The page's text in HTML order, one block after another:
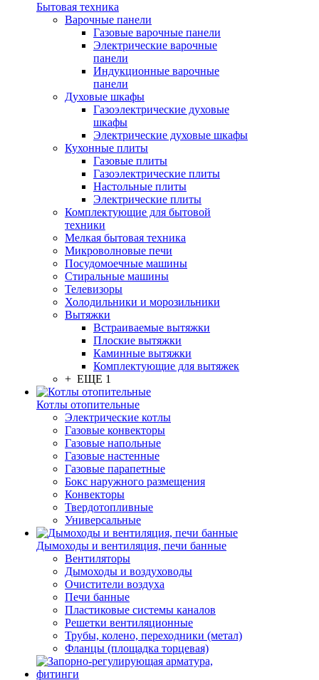
Бытовая техника
Варочные панели
Газовые варочные панели
Электрические варочные
панели
Индукционные варочные
панели
Духовые шкафы
Газоэлектрические духовые
шкафы
Электрические духовые шкафы
Кухонные плиты
Газовые плиты
Газоэлектрические плиты
Настольные плиты
Электрические плиты
Комплектующие для бытовой
техники
Мелкая бытовая техника
Микроволновые печи
Посудомоечные машины
Стиральные машины
Телевизоры
Холодильники и морозильники
Вытяжки
Встраиваемые вытяжки
Плоские вытяжки
Каминные вытяжки
Комплектующие для вытяжек
+ ЕЩЕ 1
Котлы отопительные
Электрические котлы
Газовые конвекторы
Газовые напольные
Газовые настенные
Газовые парапетные
Бокс наружного размещения
Конвекторы
Твердотопливные
Универсальные
Дымоходы и вентиляция, печи банные
Вентиляторы
Дымоходы и воздуховоды
Очистители воздуха
Печи банные
Пластиковые системы каналов
Решетки вентиляционные
Трубы, колено, переходники (метал)
Фланцы (площадка торцевая)